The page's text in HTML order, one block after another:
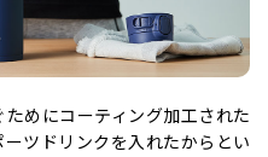
めにコーティング加工された
ツドリンクを入れたからとい